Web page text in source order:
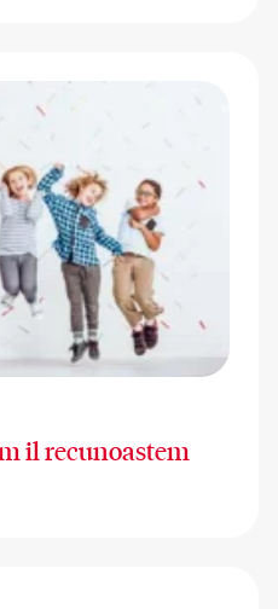
il recunoastem